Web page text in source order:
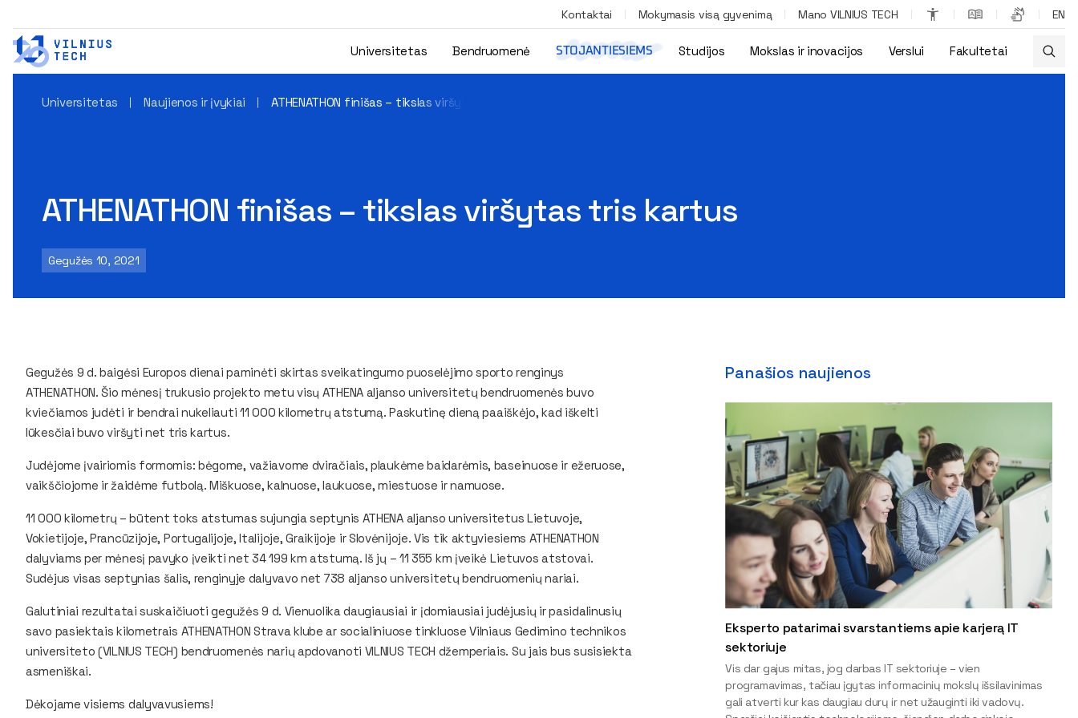
Kontaktai Mokymasis visą gyvenimą Mano VILNIUS TECH EN
Universitetas Bendruomenė STOJANTIESIEMS Studijos Mokslas ir inovacijos Verslui Fakultetai
Universitetas Naujienos ir įvykiai ATHENATHON finišas – tikslas viršytas tris kartus
ATHENATHON finišas – tikslas viršytas tris kartus
Gegužės 10, 2021
Gegužės 9 d. baigėsi Europos dienai paminėti skirtas sveikatingumo puoselėjimo sporto renginys
ATHENATHON. Šio mėnesį trukusio projekto metu visų ATHENA aljanso universitetų bendruomenės buvo
kviečiamos judėti ir bendrai nukeliauti 11 000 kilometrų atstumą. Paskutinę dieną paaiškėjo, kad iškelti
lūkesčiai buvo viršyti net tris kartus.
Judėjome įvairiomis formomis: bėgome, važiavome dviračiais, plaukėme baidarėmis, baseinuose ir ežeruose,
vaikščiojome ir žaidėme futbolą. Miškuose, kalnuose, laukuose, miestuose ir namuose.
11 000 kilometrų – būtent toks atstumas sujungia septynis ATHENA aljanso universitetus Lietuvoje,
Vokietijoje, Prancūzijoje, Portugalijoje, Italijoje, Graikijoje ir Slovėnijoje. Vis tik aktyviesiems ATHENATHON
dalyviams per mėnesį pavyko įveikti net 34 199 km atstumą. Iš jų – 11 355 km įveikė Lietuvos atstovai.
Sudėjus visas septynias šalis, renginyje dalyvavo net 738 aljanso universitetų bendruomenių nariai.
Galutiniai rezultatai suskaičiuoti gegužės 9 d. Vienuolika daugiausiai ir įdomiausiai judėjusių ir pasidalinusių
savo pasiektais kilometrais ATHENATHON Strava klube ar socialiniuose tinkluose Vilniaus Gedimino technikos
universiteto (VILNIUS TECH) bendruomenės narių apdovanoti VILNIUS TECH džemperiais. Su jais bus susisiekta
asmeniškai.
Dėkojame visiems dalyvavusiems!
Panašios naujienos
Eksperto patarimai svarstantiems apie karjerą IT
sektoriuje
Vis dar gajus mitas, jog darbas IT sektoriuje – vien
programavimas, tačiau įgytas informacinių mokslų išsilavinimas
gali atverti kur kas daugiau durų ir net užauginti iki vadovų.